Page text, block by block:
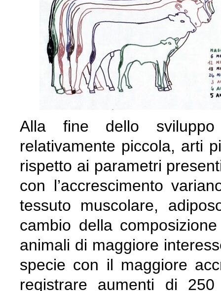
Alla fine dello
relativamente piccola, arti
rispetto ai parametri
con l’accrescimento
tessuto muscolare,
cambio della
animali di maggiore
specie con il maggiore
registrare aumenti di